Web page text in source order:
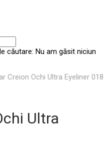
căutare: Nu am găsit niciun
Creion Ochi Ultra Eyeliner 018
Ultra